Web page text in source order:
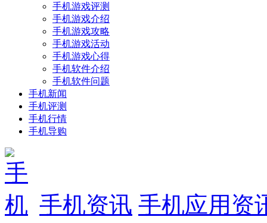
手机游戏评测
手机游戏介绍
手机游戏攻略
手机游戏活动
手机游戏心得
手机软件介绍
手机软件问题
手机新闻
手机评测
手机行情
手机导购
手机资讯 手机应用资